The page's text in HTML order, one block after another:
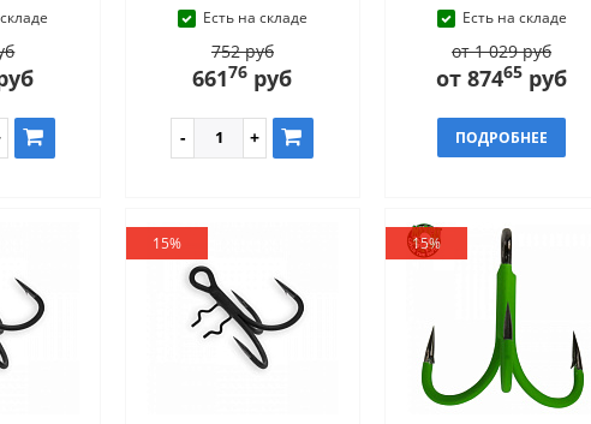
Есть на складе
752 руб
66176 руб
Есть на складе
от 1 029 руб
от 87465 руб
ПОДРОБНЕЕ
15% 15%